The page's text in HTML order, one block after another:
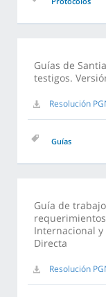
Guías de
testigos.
Resolución
Guías
Guía de
Internacional
Directa
Resolución